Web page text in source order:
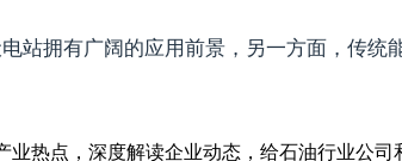
拥有广阔的应用前景，另一方面，传统
热点，深度解读企业动态，给石油行业公司